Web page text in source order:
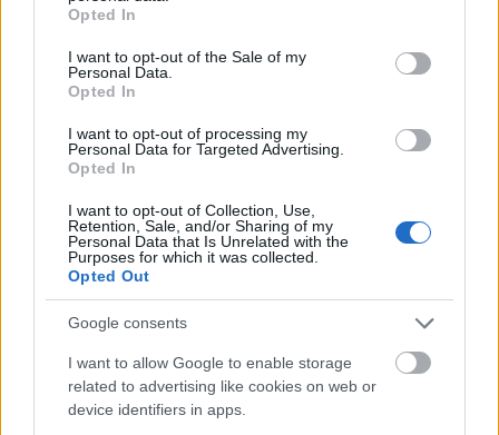
use your data for below specified purposes in below Google
consent section.
Opted In
I want to opt-out of the Sale of my
Personal Data.
Opted In
I want to opt-out of processing my
Personal Data for Targeted Advertising.
Opted In
I want to opt-out of Collection, Use,
Retention, Sale, and/or Sharing of my
Personal Data that Is Unrelated with the
Purposes for which it was collected.
Opted Out
Google consents
I want to allow Google to enable storage
related to advertising like cookies on web or
device identifiers in apps.
HÍRLEVÉL
E-mail cím
Feliratkozom a hírlevélre és elfogadom azadatvédelmi
szabályzatot!
FELIRATKOZÁS